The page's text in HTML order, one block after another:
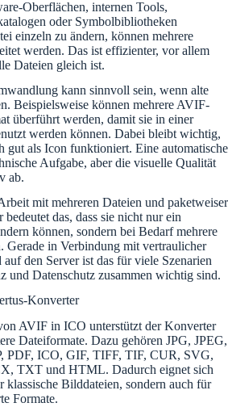
Oberflächen, internen Tools,
oder Symbolbibliotheken
einzeln zu ändern, können mehrere
werden. Das ist effizienter, vor allem
Dateien gleich ist.
kann sinnvoll sein, wenn alte
Beispielsweise können mehrere AVIF-
überführt werden, damit sie in einer
werden können. Dabei bleibt wichtig,
gut als Icon funktioniert. Eine automatische
Aufgabe, aber die visuelle Qualität
ab.
mit mehreren Dateien und paketweiser
das, dass sie nicht nur ein
können, sondern bei Bedarf mehrere
Gerade in Verbindung mit vertraulicher
den Server ist das für viele Szenarien
und Datenschutz zusammen wichtig sind.
Konverter
AVIF in ICO unterstützt der Konverter
Dateiformate. Dazu gehören JPG, JPEG,
PDF, ICO, GIF, TIFF, TIF, CUR, SVG,
TXT und HTML. Dadurch eignet sich
Bilddateien, sondern auch für
Formate.